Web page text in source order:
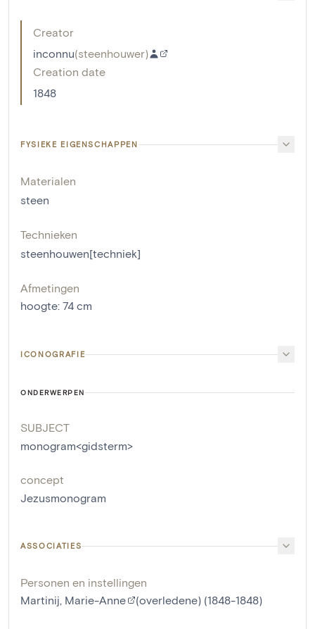
Creator
inconnu(steenhouwer)
Creation date
1848
FYSIEKE EIGENSCHAPPEN
Materialen
steen
Technieken
steenhouwen[techniek]
Afmetingen
hoogte: 74 cm
ICONOGRAFIE
ONDERWERPEN
SUBJECT
monogram<gidsterm>
concept
Jezusmonogram
ASSOCIATIES
Personen en instellingen
Martinij, Marie-Anne
(overledene) (1848-1848)